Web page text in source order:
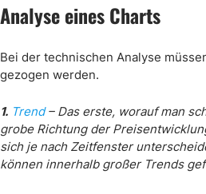
Analyse eines Charts
Bei der technischen Analyse
gezogen werden.
1. Trend– Das erste, worauf man
grobe Richtung der
sich je nach Zeitfenster
können innerhalb großer Trends